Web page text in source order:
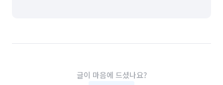
글이 마음에 드셨나요?